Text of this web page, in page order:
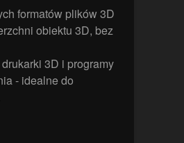
formatów plików 3D
obiektu 3D, bez
3D i programy
- idealne do